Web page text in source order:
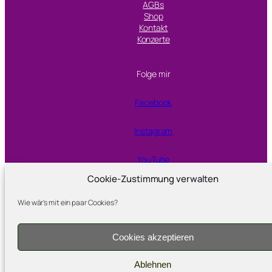
Cookie-Zustimmung verwalten
Wie wär's mit ein paar Cookies?
Cookies akzeptieren
Ablehnen
AGBs
Shop
Kontakt
Konzerte
Folge mir
Facebook
Instagram
YouTube
Proudly powered by